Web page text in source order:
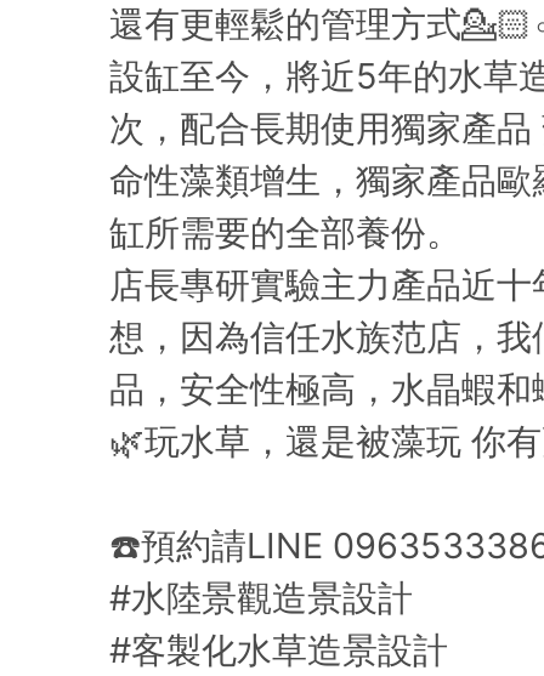
還有更輕鬆的管理方式
設缸至今，將近5年的水草
次，配合長期使用獨家產
命性藻類增生，獨家產品
缸所需要的全部養份。
店長專研實驗主力產品近
想，因為信任水族范店，
品，安全性極高，水晶蝦
🌿玩水草，還是被藻玩 你
☎️預約請LINE
#水陸景觀造景設計
#客製化水草造景設計